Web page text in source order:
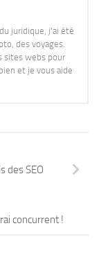
juridique, j'ai été
des voyages.
sites webs pour
et je vous aide
des SEO
concurrent !